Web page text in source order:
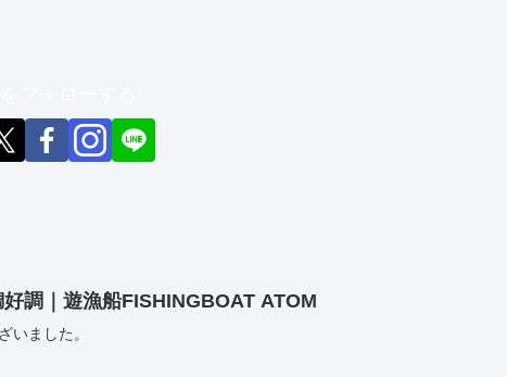
調｜遊漁船FISHINGBOAT ATOM
いました。